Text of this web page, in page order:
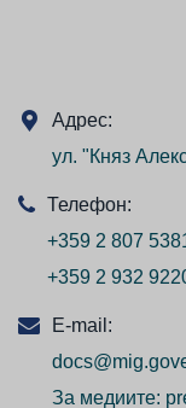
Адрес:
ул. "Княз
Телефон:
+359 2 807
+359 2 932
E-mail:
За медиите: